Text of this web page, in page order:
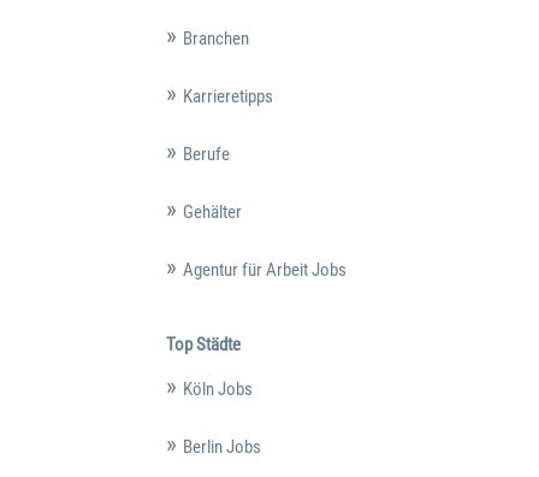
Branchen
Karrieretipps
Berufe
Gehälter
Agentur für Arbeit Jobs
Top Städte
Köln Jobs
Berlin Jobs